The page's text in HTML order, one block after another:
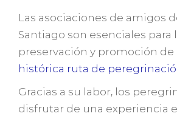
Las asociaciones de amigos
Santiago son esenciales para
preservación y promoción de
histórica ruta de
Gracias a su labor, los
disfrutar de una experiencia